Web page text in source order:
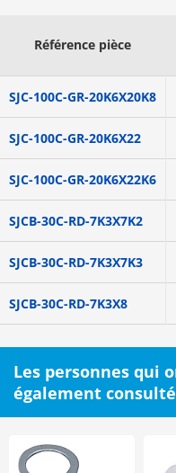
Référence pièce
SJC-100C-GR-20K6X20K8
SJC-100C-GR-20K6X22
SJC-100C-GR-20K6X22K6
SJCB-30C-RD-7K3X7K2
SJCB-30C-RD-7K3X7K3
SJCB-30C-RD-7K3X8
Les personnes qui
également